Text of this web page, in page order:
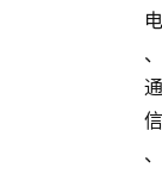
电
、
通
信
、